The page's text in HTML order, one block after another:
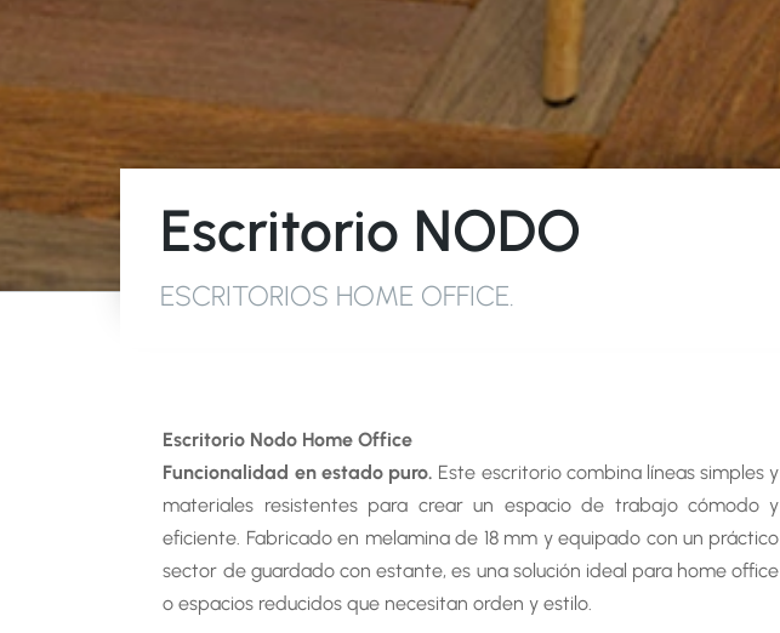
Escritorio NODO
ESCRITORIOS HOME OFFICE.
Escritorio Nodo Home Office
Funcionalidad en estado puro. Este escritorio combina líneas simples y
materiales resistentes para crear un espacio de trabajo cómodo y
eficiente. Fabricado en melamina de 18 mm y equipado con un práctico
sector de guardado con estante, es una solución ideal para home office
o espacios reducidos que necesitan orden y estilo.
PARQUE CENTENARIO
Av. Angel Gallardo 613
CABA | C1405DGJ
Rep. Argentina